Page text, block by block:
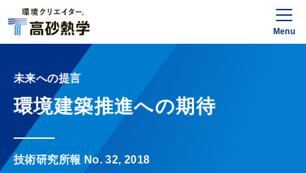
Menu
未来への提言
環境建築推進への期待
技術研究所報 No. 32, 2018